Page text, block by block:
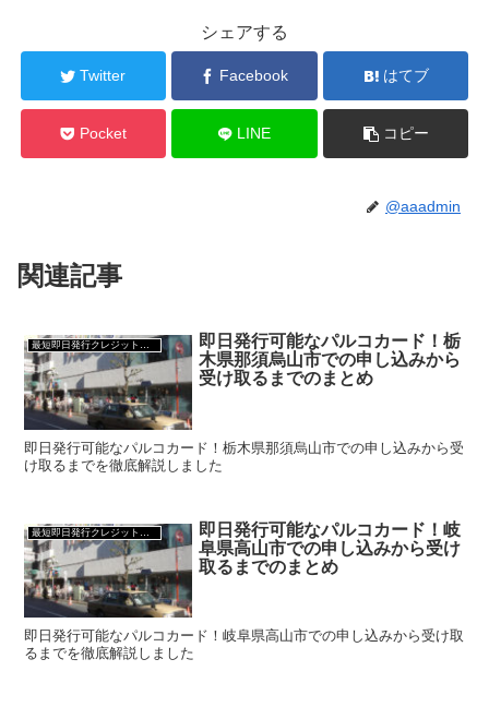
シェアする
Twitter Facebook はてブ
Pocket LINE コピー
@aaadmin
関連記事
最短即日発行クレジットカード
即日発行可能なパルコカード！栃
木県那須烏山市での申し込みから
受け取るまでのまとめ
即日発行可能なパルコカード！栃木県那須烏山市での申し込みから受
け取るまでを徹底解説しました
最短即日発行クレジットカード
即日発行可能なパルコカード！岐
阜県高山市での申し込みから受け
取るまでのまとめ
即日発行可能なパルコカード！岐阜県高山市での申し込みから受け取
るまでを徹底解説しました